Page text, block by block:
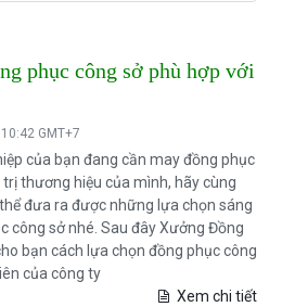
phục công sở phù hợp với
GMT+7
của bạn đang cần may đồng phục
thương hiệu của mình, hãy cùng
đưa ra được những lựa chọn sáng
công sở nhé. Sau đây Xưởng Đồng
bạn cách lựa chọn đồng phục công
của công ty
Xem chi tiết